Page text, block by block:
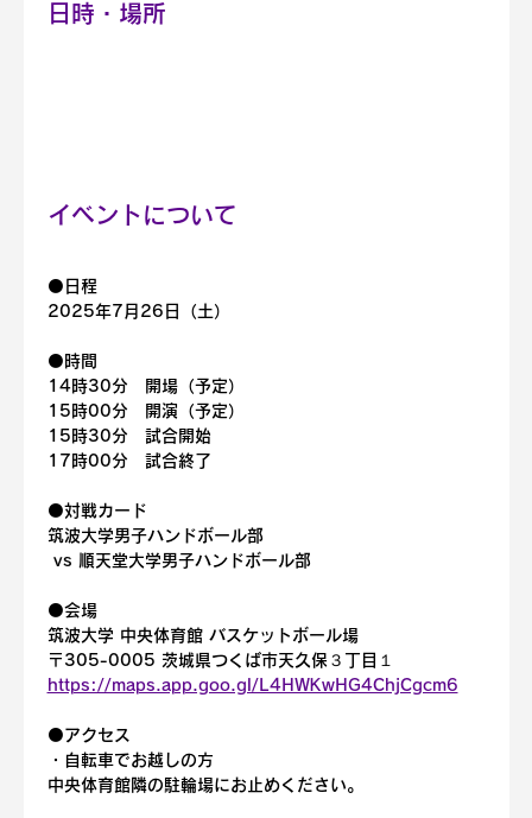
日時・場所
イベントについて
⚫️日程
2025年7月26日（土）
⚫️時間
14時30分　開場（予定）
15時00分　開演（予定）
15時30分　試合開始
17時00分　試合終了
⚫️対戦カード
筑波大学男子ハンドボール部
vs 順天堂大学男子ハンドボール部
⚫️会場
筑波大学 中央体育館 バスケットボール場
〒305-0005 茨城県つくば市天久保３丁目１
https://maps.app.goo.gl/L4HWKwHG4ChjCgcm6
⚫️アクセス
・自転車でお越しの方
中央体育館隣の駐輪場にお止めください。